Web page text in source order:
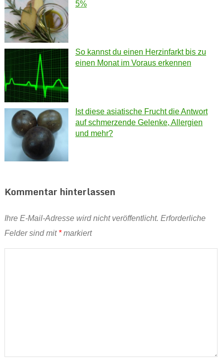
5%
So kannst du einen Herzinfarkt bis zu
einen Monat im Voraus erkennen
Ist diese asiatische Frucht die Antwort
auf schmerzende Gelenke, Allergien
und mehr?
Kommentar hinterlassen
Ihre E-Mail-Adresse wird nicht veröffentlicht. Erforderliche
Felder sind mit *markiert